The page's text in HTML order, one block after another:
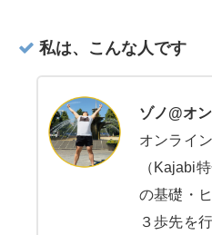
私は、こんな人です
ゾノ@オ
オンライ
（Kajabi
の基礎・
３歩先を